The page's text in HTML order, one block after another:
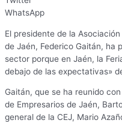
WhatsApp
El presidente de la
de Jaén, Federico Gaitán, ha
sector porque en Jaén, la
debajo de las expectativas»
Gaitán, que se ha reunido
de Empresarios de Jaén,
general de la CEJ, Mario